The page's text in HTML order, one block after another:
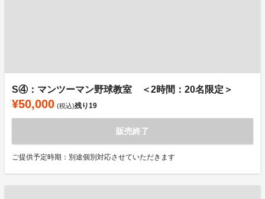
S④：マンツーマン野球教室 ＜2時間：20名限定＞
¥50,000 (税込)残り19
販売終了
ご提供予定時期：別途個別対応させていただきます